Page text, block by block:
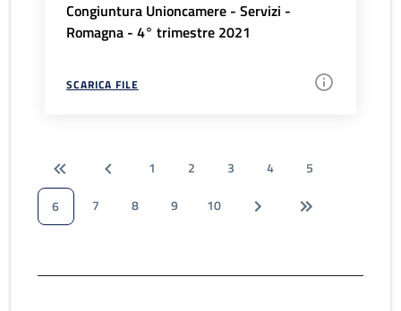
Congiuntura Unioncamere - Servizi -
Romagna - 4° trimestre 2021
SCARICA FILE
1 2 3 4
5
6
7 8 9 10